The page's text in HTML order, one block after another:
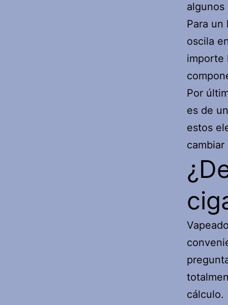
algunos
Para un
oscila
importe
Por
es de
estos
cálculo.